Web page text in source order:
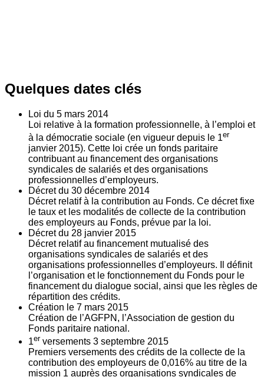
Quelques dates clés
Loi du 5 mars 2014
Loi relative à la formation professionnelle, à l’emploi et
à la démocratie sociale (en vigueur depuis le 1er
janvier 2015). Cette loi crée un fonds paritaire
contribuant au financement des organisations
syndicales de salariés et des organisations
professionnelles d’employeurs.
Décret du 30 décembre 2014
Décret relatif à la contribution au Fonds. Ce décret fixe
le taux et les modalités de collecte de la contribution
des employeurs au Fonds, prévue par la loi.
Décret du 28 janvier 2015
Décret relatif au financement mutualisé des
organisations syndicales de salariés et des
organisations professionnelles d’employeurs. Il définit
l’organisation et le fonctionnement du Fonds pour le
financement du dialogue social, ainsi que les règles de
répartition des crédits.
Création le 7 mars 2015
Création de l’AGFPN, l’Association de gestion du
Fonds paritaire national.
1er versements 3 septembre 2015
Premiers versements des crédits de la collecte de la
contribution des employeurs de 0,016% au titre de la
mission 1 auprès des organisations syndicales de